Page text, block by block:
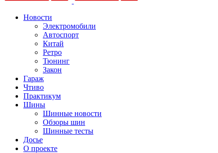
Новости
Электромобили
Автоспорт
Китай
Ретро
Тюнинг
Закон
Гараж
Чтиво
Практикум
Шины
Шинные новости
Обзоры шин
Шинные тесты
Досье
О проекте